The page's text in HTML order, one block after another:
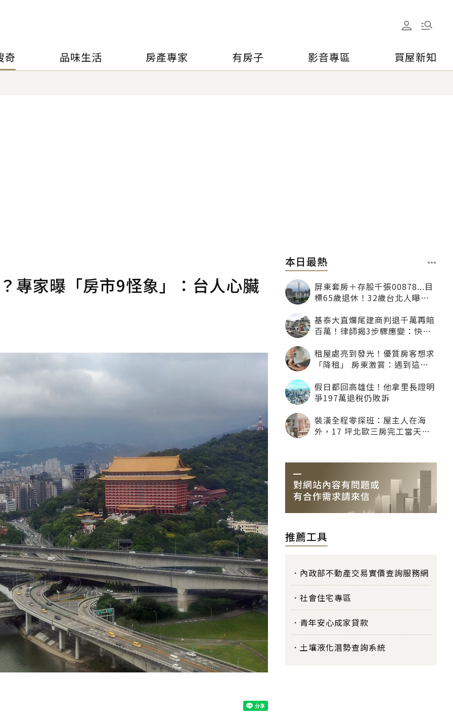
奇 品味生活 房產專家 有房子 影音專區 買屋新知
專家曝「房市9怪象」：台人心臟
本日最熱
屏東套房＋存股千張00878...目
標65歲退休！32歲台北人曝：
基泰大直爛尾建商判退千萬再賠
百萬！律師揭3步驟應變：快通
租屋處亮到發光！優質房客想求
「降租」 房東激賞：遇到這種
假日都回高雄住！他拿里長證明
爭197萬退稅仍敗訴
裝潢全程零探班：屋主人在海
外，17 坪北歐三房完工當天才
推薦工具
內政部不動產交易實價查詢服務網
社會住宅專區
青年安心成家貸款
土壤液化潛勢查詢系統